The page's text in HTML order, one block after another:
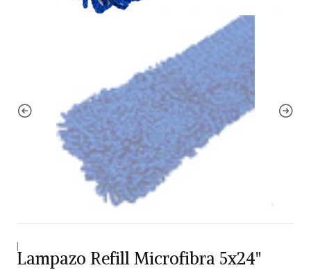
|
Lampazo Refill Microfibra 5x24"